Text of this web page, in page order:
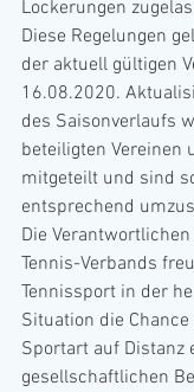
Lockerungen
Diese Regelungen
der aktuell gültigen
16.08.2020.
des Saisonverlaufs
beteiligten Vereinen
mitgeteilt und sind
entsprechend
Die
Tennis-Verbands
Tennissport in der
Situation die
Sportart auf Distanz
gesellschaftlichen